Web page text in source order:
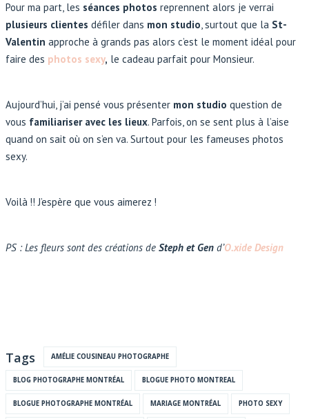
Pour ma part, les séances photos reprennent alors je verrai
plusieurs clientes défiler dans mon studio, surtout que la St-
Valentin approche à grands pas alors c’est le moment idéal pour
faire des photos sexy, le cadeau parfait pour Monsieur.
Aujourd’hui, j’ai pensé vous présenter mon studio question de
vous familiariser avec les lieux. Parfois, on se sent plus à l’aise
quand on sait où on s’en va. Surtout pour les fameuses photos
sexy.
Voilà !! J’espère que vous aimerez !
PS : Les fleurs sont des créations de Steph et Gen d’O.xide Design
Tags AMÉLIE COUSINEAU PHOTOGRAPHE
BLOG PHOTOGRAPHE MONTRÉAL BLOGUE PHOTO MONTREAL
BLOGUE PHOTOGRAPHE MONTRÉAL MARIAGE MONTRÉAL PHOTO SEXY